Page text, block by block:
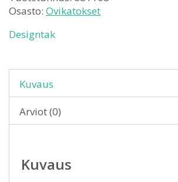
Osasto: Ovikatokset
Designtak
Kuvaus
Arviot (0)
Kuvaus